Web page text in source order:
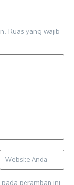
Ruas yang wajib
peramban ini